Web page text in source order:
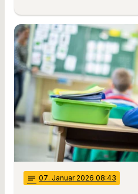
notes 07. Januar 2026 08:43